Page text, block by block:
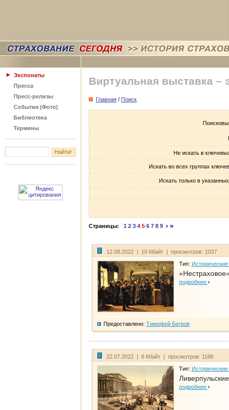
Экспонаты
Пресса
Пресс-релизы
События (Фото)
Библиотека
Термины
Виртуальная выставка –
Главная / Поиск
Не искать в
Искать во всех группах
Искать только в
Страницы: 1 2 3 4 5 6 7 8 9
12.08.2022 | 10 Кбайт | просмотров: 1037
Тип:
подробнее
Предоставлено: Тимофей Бегров
22.07.2022 | 8 Кбайт | просмотров: 1188
Тип:
подробнее